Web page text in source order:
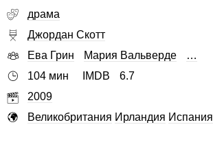
драма
Джордан Скотт
Ева Грин
Мария Вальверде
…
104 мин
IMDB
6.7
2009
Великобритания Ирландия Испания